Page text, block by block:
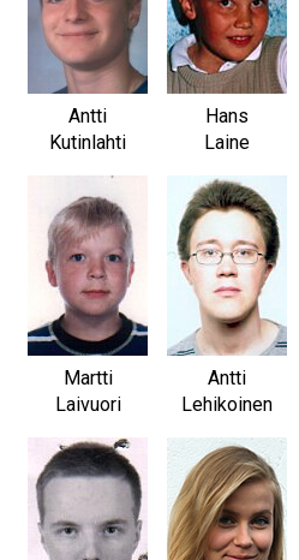
Antti
Kutinlahti
Hans
Laine
Martti
Laivuori
Antti
Lehikoinen